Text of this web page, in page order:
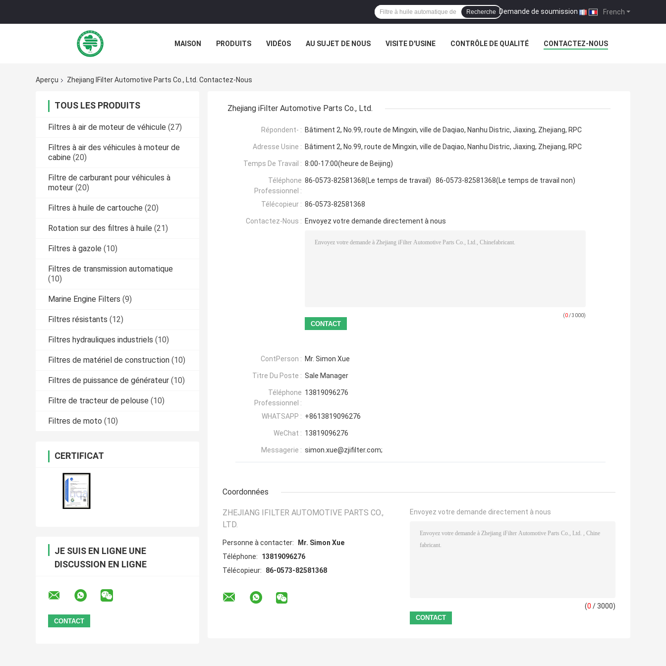
French
Demande de soumission |
Recherche
MAISON PRODUITS VIDÉOS AU SUJET DE NOUS VISITE D'USINE CONTRÔLE DE QUALITÉ CONTACTEZ-NOUS
Aperçu
Zhejiang IFilter Automotive Parts Co., Ltd. Contactez-Nous
TOUS LES PRODUITS
Filtres à air de moteur de véhicule (27)
Filtres à air des véhicules à moteur de
cabine (20)
Filtre de carburant pour véhicules à
moteur (20)
Filtres à huile de cartouche (20)
Rotation sur des filtres à huile (21)
Filtres à gazole (10)
Filtres de transmission automatique
(10)
Marine Engine Filters (9)
Filtres résistants (12)
Filtres hydrauliques industriels (10)
Filtres de matériel de construction (10)
Filtres de puissance de générateur (10)
Filtre de tracteur de pelouse (10)
Filtres de moto (10)
CERTIFICAT
JE SUIS EN LIGNE UNE
DISCUSSION EN LIGNE
Zhejiang iFilter Automotive Parts Co., Ltd.
Répondent- : Bâtiment 2, No.99, route de Mingxin, ville de Daqiao, Nanhu Distric, Jiaxing, Zhejiang, RPC
Adresse Usine : Bâtiment 2, No.99, route de Mingxin, ville de Daqiao, Nanhu Distric, Jiaxing, Zhejiang, RPC
Temps De Travail : 8:00-17:00(heure de Beijing)
Téléphone
Professionnel :
86-0573-82581368(Le temps de travail) 86-0573-82581368(Le temps de travail non)
Télécopieur : 86-0573-82581368
Contactez-Nous : Envoyez votre demande directement à nous
(0/ 3000)
ContPerson : Mr. Simon Xue
Titre Du Poste : Sale Manager
Téléphone
Professionnel :
13819096276
WHATSAPP : +8613819096276
WeChat : 13819096276
Messagerie : simon.xue@zjifilter.com;
Coordonnées
ZHEJIANG IFILTER AUTOMOTIVE PARTS CO.,
LTD.
Personne à contacter:
Mr. Simon Xue
Téléphone:
13819096276
Télécopieur:
86-0573-82581368
Envoyez votre demande directement à nous
(0 / 3000)